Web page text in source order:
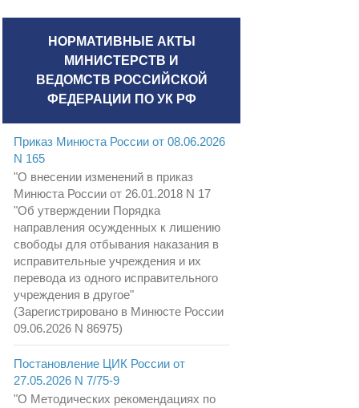
НОРМАТИВНЫЕ АКТЫ
МИНИСТЕРСТВ И
ВЕДОМСТВ РОССИЙСКОЙ
ФЕДЕРАЦИИ ПО УК РФ
Приказ Минюста России от 08.06.2026
N 165
"О внесении изменений в приказ
Минюста России от 26.01.2018 N 17
"Об утверждении Порядка
направления осужденных к лишению
свободы для отбывания наказания в
исправительные учреждения и их
перевода из одного исправительного
учреждения в другое"
(Зарегистрировано в Минюсте России
09.06.2026 N 86975)
Постановление ЦИК России от
27.05.2026 N 7/75-9
"О Методических рекомендациях по